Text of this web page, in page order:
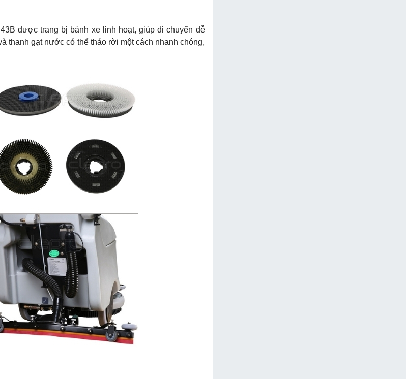
được trang bị bánh xe linh hoạt, giúp di chuyển dễ
thanh gạt nước có thể tháo rời một cách nhanh chóng,